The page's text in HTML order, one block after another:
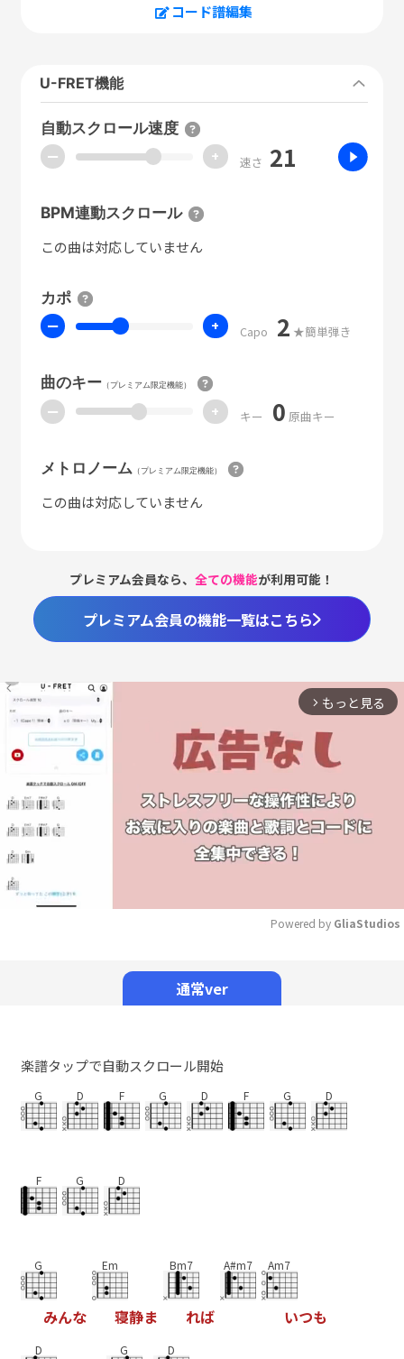
コード譜編集
U-FRET機能
自動スクロール速度
ー + 速さ 21
BPM連動スクロール
この曲は対応していません
カポ
ー + Capo 2 ★簡単弾き
曲のキー（プレミアム限定機能）
ー + キー 0 原曲キー
メトロノーム （プレミアム限定機能）
この曲は対応していません
プレミアム会員なら、全ての機能が利用可能！
プレミアム会員の機能一覧はこちら
arrow_forward_ios もっと見る
Powered by GliaStudios
通常ver
楽譜タップで自動スクロール開始
G D F G D F G D
F G D
G
みんな
Em
寝静ま
Bm7
れば
A#m7 Am7
いつも
D G D